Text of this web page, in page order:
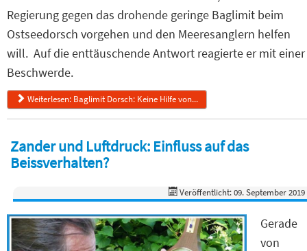
Regierung gegen das drohende geringe Baglimit beim
Ostseedorsch vorgehen und den Meeresanglern helfen
will. Auf die enttäuschende Antwort reagierte er mit einer
Beschwerde.
Weiterlesen: Baglimit Dorsch: Keine Hilfe von...
Zander und Luftdruck: Einfluss auf das
Beissverhalten?
Veröffentlicht: 09. September 2019
Gerade
von